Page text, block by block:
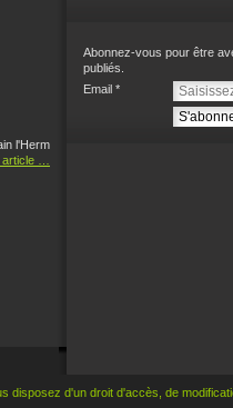
l'Herm
Abonnez-vous pour être
publiés.
Email
disposez d'un droit d'accès, de